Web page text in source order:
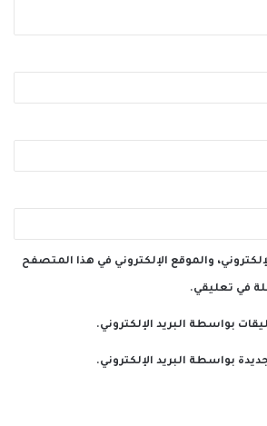
والموقع الإلكتروني في هذا المتصفح
في تعليقي.
بواسطة البريد الإلكتروني.
بواسطة البريد الإلكتروني.